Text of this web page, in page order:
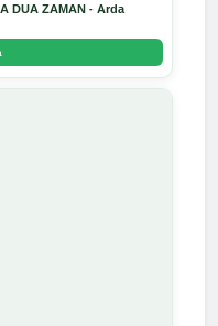
DUA ZAMAN - Arda